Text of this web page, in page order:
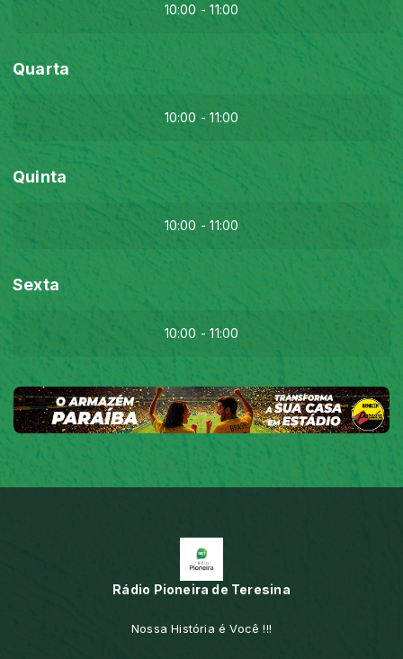
10:00 - 11:00
Quarta
10:00 - 11:00
Quinta
10:00 - 11:00
Sexta
10:00 - 11:00
Rádio Pioneira de Teresina
Nossa História é Você !!!